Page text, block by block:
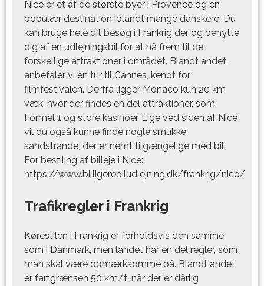
Nice er et af de største byer i Provence og en
populær destination iblandt mange danskere. Du
kan bruge hele dit besøg i Frankrig der og benytte
dig af en udlejningsbil for at nå frem til de
forskellige attraktioner i området. Blandt andet,
anbefaler vi en tur til Cannes, kendt for
filmfestivalen. Derfra ligger Monaco kun 20 km
væk, hvor der findes en del attraktioner, som
Formel 1 og store kasinoer. Lige ved siden af Nice
vil du også kunne finde nogle smukke
sandstrande, der er nemt tilgængelige med bil.
For bestiling af billeje i Nice:
https://www.billigerebiludlejning.dk/frankrig/nice/
Trafikregler i Frankrig
Kørestilen i Frankrig er forholdsvis den samme
som i Danmark, men landet har en del regler, som
man skal være opmærksomme på. Blandt andet
er fartgrænsen 50 km/t. når der er dårlig